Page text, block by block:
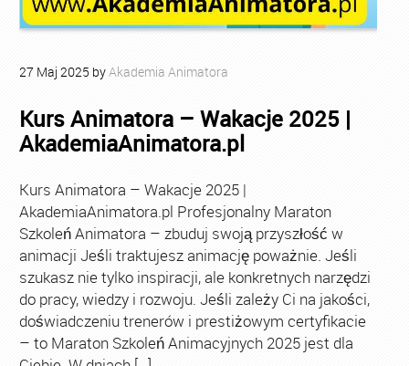
27 Maj 2025 byAkademia Animatora
Kurs Animatora – Wakacje 2025 |
AkademiaAnimatora.pl
Kurs Animatora – Wakacje 2025 |
AkademiaAnimatora.pl Profesjonalny Maraton
Szkoleń Animatora – zbuduj swoją przyszłość w
animacji Jeśli traktujesz animację poważnie. Jeśli
szukasz nie tylko inspiracji, ale konkretnych narzędzi
do pracy, wiedzy i rozwoju. Jeśli zależy Ci na jakości,
doświadczeniu trenerów i prestiżowym certyfikacie
– to Maraton Szkoleń Animacyjnych 2025 jest dla